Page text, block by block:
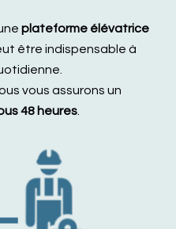
plateforme élévatrice
être indispensable à
vous assurons un
48 heures.